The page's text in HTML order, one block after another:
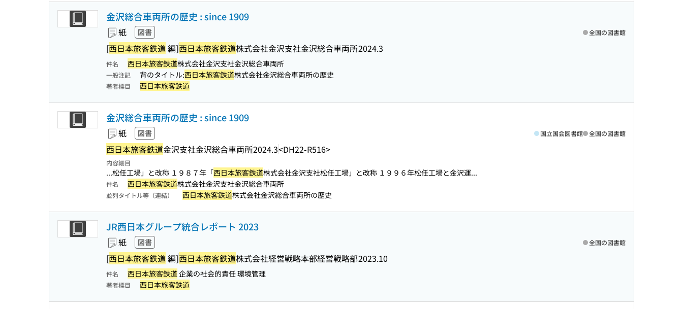
金沢総合車両所の歴史 : since 1909
紙 図書
[西日本旅客鉄道 編]西日本旅客鉄道株式会社金沢支社金沢総合車両所2024.3
全国の図書館
件名 西日本旅客鉄道株式会社金沢支社金沢総合車両所
一般注記 背のタイトル:西日本旅客鉄道株式会社金沢総合車両所の歴史
著者標目 西日本旅客鉄道
金沢総合車両所の歴史 : since 1909
紙 図書
西日本旅客鉄道金沢支社金沢総合車両所2024.3<DH22-R516>
国立国会図書館 全国の図書館
内容細目
...松任工場」と改称 １９８７年「西日本旅客鉄道株式会社金沢支社松任工場」と改称 １９９６年松任工場と金沢運...
件名 西日本旅客鉄道株式会社金沢支社金沢総合車両所
並列タイトル等（連結） 西日本旅客鉄道株式会社金沢総合車両所の歴史
JR西日本グループ統合レポート 2023
紙 図書
[西日本旅客鉄道 編]西日本旅客鉄道株式会社経営戦略本部経営戦略部2023.10
全国の図書館
件名 西日本旅客鉄道企業の社会的責任 環境管理
著者標目 西日本旅客鉄道